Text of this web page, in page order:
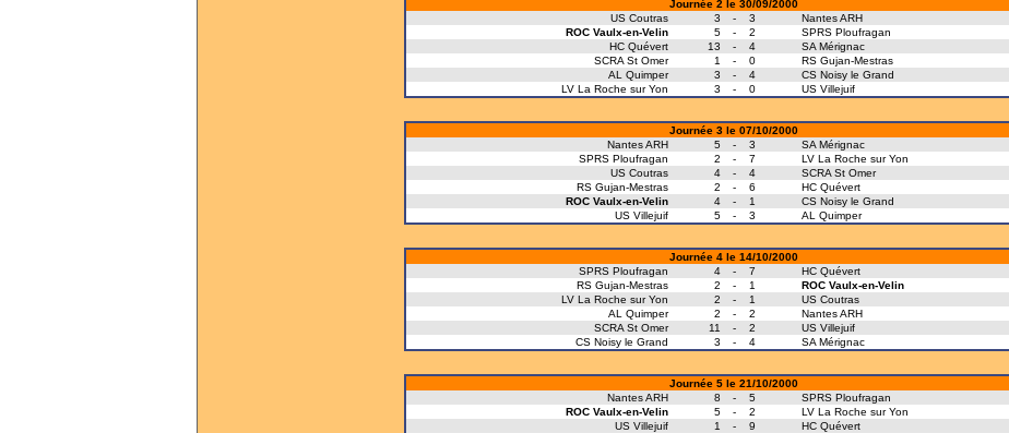
Journée 2 le 30/09/2000
US Coutras
3 - 3
Nantes ARH
ROC Vaulx-en-Velin
5 - 2
SPRS Ploufragan
HC Quévert
13 - 4
SA Mérignac
SCRA St Omer
1 - 0
RS Gujan-Mestras
AL Quimper
3 - 4
CS Noisy le Grand
LV La Roche sur Yon
3 - 0 US Villejuif
Journée 3 le 07/10/2000
Nantes ARH
5 - 3
SA Mérignac
SPRS Ploufragan
2 - 7
LV La Roche sur Yon
US Coutras
4 - 4
SCRA St Omer
RS Gujan-Mestras
2 - 6
HC Quévert
ROC Vaulx-en-Velin
4 - 1
CS Noisy le Grand
US Villejuif
5 - 3 AL Quimper
Journée 4 le 14/10/2000
SPRS Ploufragan
4 - 7
HC Quévert
RS Gujan-Mestras
2 - 1
ROC Vaulx-en-Velin
LV La Roche sur Yon
2 - 1
US Coutras
AL Quimper
2 - 2
Nantes ARH
SCRA St Omer
11 - 2
US Villejuif
CS Noisy le Grand
3 - 4 SA Mérignac
Journée 5 le 21/10/2000
Nantes ARH
8 - 5
SPRS Ploufragan
ROC Vaulx-en-Velin
5 - 2
LV La Roche sur Yon
US Villejuif
1 - 9
HC Quévert